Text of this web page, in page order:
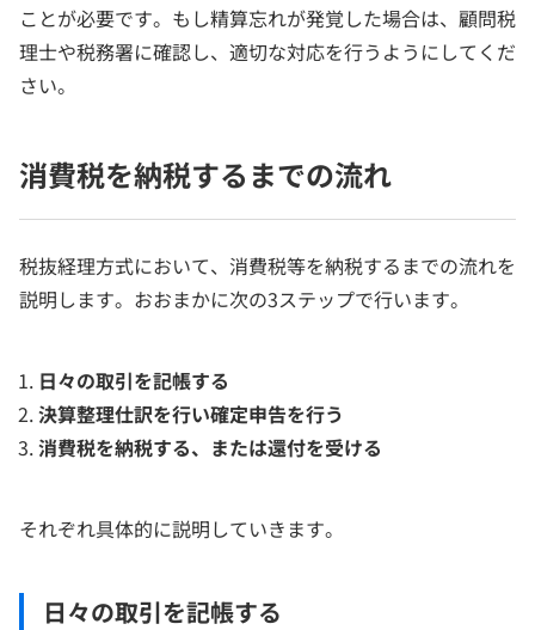
ことが必要です。もし精算忘れが発覚した場合は、顧問税
理士や税務署に確認し、適切な対応を行うようにしてくだ
さい。
消費税を納税するまでの流れ
税抜経理方式において、消費税等を納税するまでの流れを
説明します。おおまかに次の3ステップで行います。
日々の取引を記帳する
決算整理仕訳を行い確定申告を行う
消費税を納税する、または還付を受ける
それぞれ具体的に説明していきます。
日々の取引を記帳する